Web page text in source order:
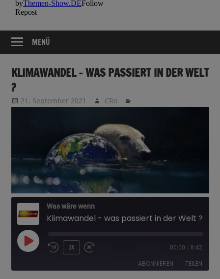
MENÜ
KLIMAWANDEL – WAS PASSIERT IN DER WELT
?
21. September 2021 CRo
Was wäre wenn
Klimawandel - was passiert in der Welt ?
PLAY
1X 00:00 / 8:42
ABONNIEREN TEILEN